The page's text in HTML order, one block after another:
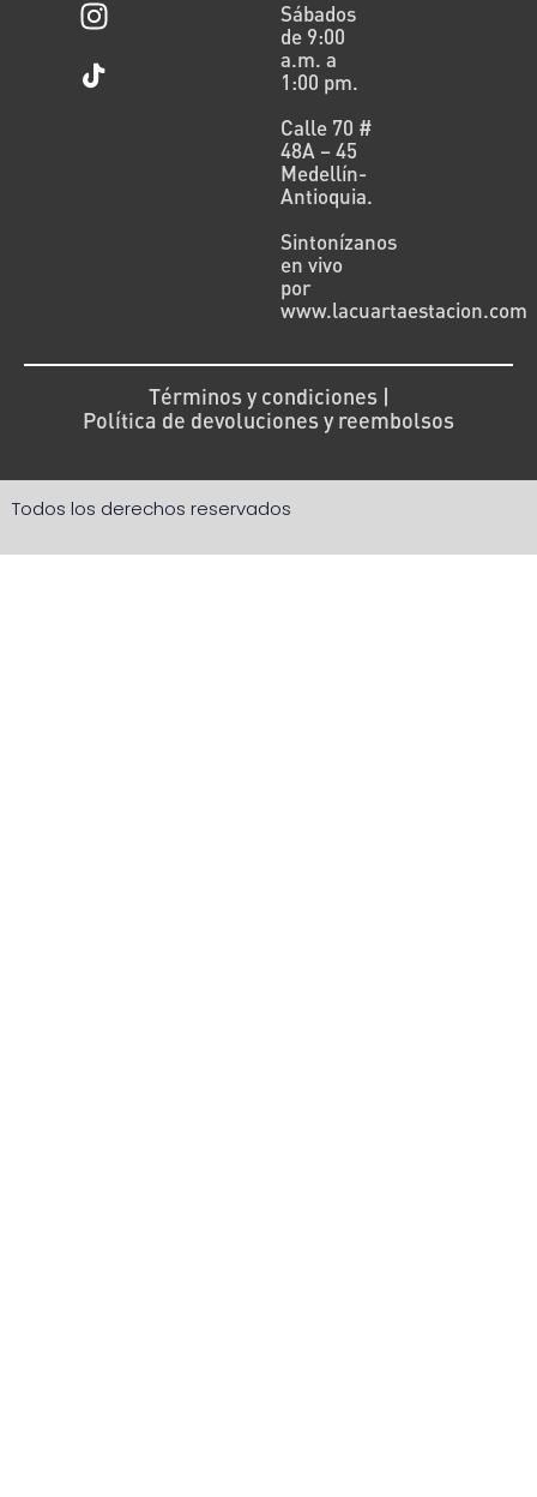
Sábados
de 9:00
a.m. a
1:00 pm.
Calle 70 #
48A – 45
Medellín-
Antioquia.
Sintonízanos
en vivo
por
www.lacuartaestacion.com
Términos y condiciones |
Política de devoluciones y reembolsos
Todos los derechos reservados